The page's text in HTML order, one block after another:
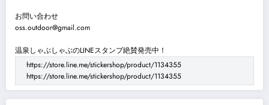
お問い合わせ
oss.outdoor@gmail.com
温泉しゃぶしゃぶのLINEスタンプ絶賛発売中！
https://store.line.me/stickershop/product/1134355
https://store.line.me/stickershop/product/1134355